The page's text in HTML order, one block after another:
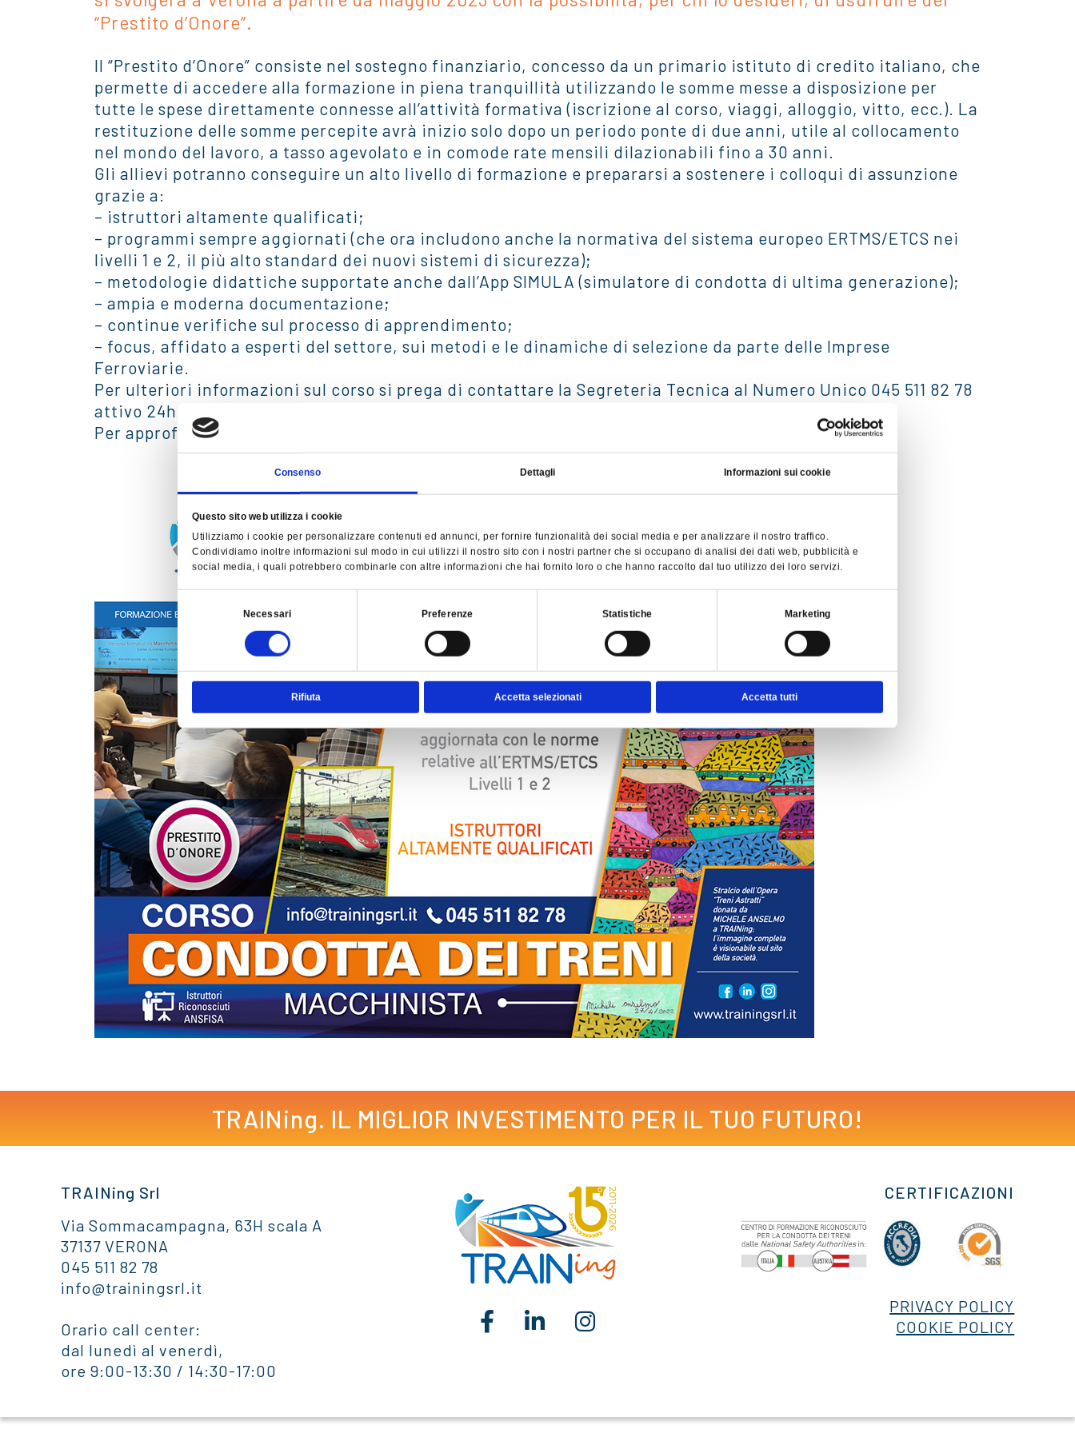
Consenso Dettagli Informazioni sui cookie
Questo sito web utilizza i cookie
Utilizziamo i cookie per personalizzare contenuti ed annunci, per fornire funzionalità dei social media e per analizzare il nostro traffico.
Condividiamo inoltre informazioni sul modo in cui utilizzi il nostro sito con i nostri partner che si occupano di analisi dei dati web, pubblicità e
social media, i quali potrebbero combinarle con altre informazioni che hai fornito loro o che hanno raccolto dal tuo utilizzo dei loro servizi.
del
Necessari Preferenze Statistiche Marketing
Rifiuta Accetta selezionati Accetta tutti
“Prestito d’Onore”.
Il “Prestito d’Onore” consiste nel sostegno finanziario, concesso da un primario istituto di credito italiano, che
permette di accedere alla formazione in piena tranquillità utilizzando le somme messe a disposizione per
tutte le spese direttamente connesse all’attività formativa (iscrizione al corso, viaggi, alloggio, vitto, ecc.). La
restituzione delle somme percepite avrà inizio solo dopo un periodo ponte di due anni, utile al collocamento
nel mondo del lavoro, a tasso agevolato e in comode rate mensili dilazionabili fino a 30 anni.
Gli allievi potranno conseguire un alto livello di formazione e prepararsi a sostenere i colloqui di assunzione
grazie a:
– istruttori altamente qualificati;
– programmi sempre aggiornati (che ora includono anche la normativa del sistema europeo ERTMS/ETCS nei
livelli 1 e 2, il più alto standard dei nuovi sistemi di sicurezza);
– metodologie didattiche supportate anche dall’App SIMULA (simulatore di condotta di ultima generazione);
– ampia e moderna documentazione;
– continue verifiche sul processo di apprendimento;
– focus, affidato a esperti del settore, sui metodi e le dinamiche di selezione da parte delle Imprese
Ferroviarie.
Per ulteriori informazioni sul corso si prega di contattare la Segreteria Tecnica al Numero Unico 045 511 82 78
attivo 24h/24 oppure invia una e-mail a info@trainingsrl.it
Per approfondimenti ulteriori consultare:
TRAINing. IL MIGLIOR INVESTIMENTO PER IL TUO FUTURO!
TRAINing Srl
Via Sommacampagna, 63H scala A
37137 VERONA
045 511 82 78
info@trainingsrl.it
Orario call center:
dal lunedì al venerdì,
ore 9:00-13:30 / 14:30-17:00
CERTIFICAZIONI
PRIVACY POLICY
COOKIE POLICY